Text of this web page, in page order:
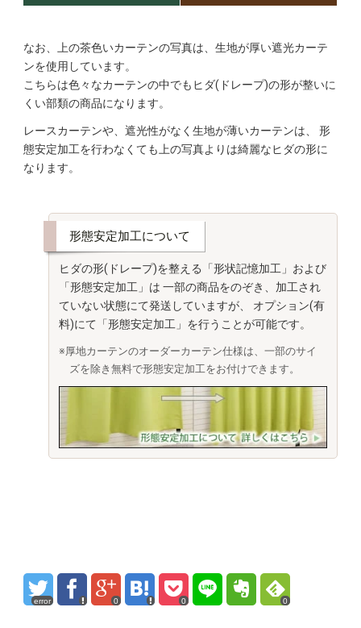
なお、上の茶色いカーテンの写真は、生地が厚い遮光カーテ
ンを使用しています。
こちらは色々なカーテンの中でもヒダ(ドレープ)の形が整いに
くい部類の商品になります。
レースカーテンや、遮光性がなく生地が薄いカーテンは、
形
態安定加工を行わなくても上の写真よりは綺麗なヒダの形に
なります。
形態安定加工について
ヒダの形(ドレープ)を整える「形状記憶加工」および
「形態安定加工」は 一部の商品をのぞき、加工され
ていない状態にて発送していますが、
オプション(有
料)にて「形態安定加工」を行うことが可能です。
※厚地カーテンのオーダーカーテン仕様は、一部のサイ
ズを除き無料で形態安定加工をお付けできます。
error 0 0 0